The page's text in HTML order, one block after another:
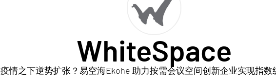
WhiteSpace
疫情之下逆势扩张？易空海Ekohe 助力按需会议空间创新企业实现指数